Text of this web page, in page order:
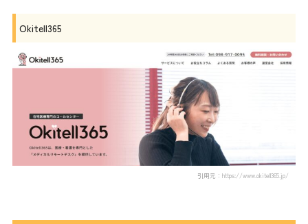
Okitell365
引用元：https://www.okitell365.jp/